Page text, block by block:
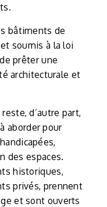
bâtiments de
soumis à la loi
prêter une
architecturale et
d’autre part,
aborder pour
des espaces.
historiques,
privés, prennent
et sont ouverts